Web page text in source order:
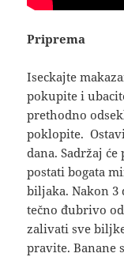
Priprema
Iseckajte
pokupite i
prethodno
poklopite.
dana. Sadržaj
postati bogata
biljaka. Nakon 3
tečno đubrivo
zalivati sve
pravite. Banane